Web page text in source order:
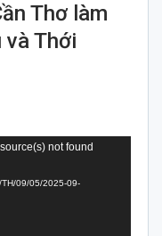
Thơ làm
và Thới
not found
09/05/2025-09-